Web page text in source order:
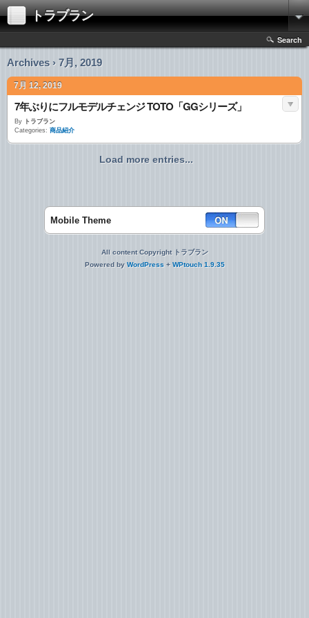
トラブラン
Search
Archives › 7月, 2019
7月 12, 2019
7年ぶりにフルモデルチェンジ TOTO「GGシリーズ」
By トラブラン
Categories: 商品紹介
Load more entries...
Mobile Theme
All content Copyright トラブラン
Powered by WordPress + WPtouch 1.9.35